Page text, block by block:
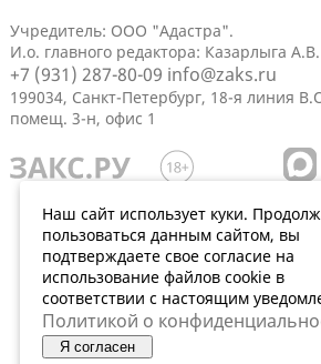
Учредитель: ООО "Адастра".
И.о. главного редактора: Казарлыга А.В.
+7 (931) 287-80-09 info@zaks.ru
199034, Санкт-Петербург, 18-я линия
помещ. 3-н, офис 1
Наш сайт использует куки.
пользоваться данным сайтом, вы
подтверждаете свое согласие на
использование файлов cookie в
соответствии с настоящим
Политикой о
Я согласен